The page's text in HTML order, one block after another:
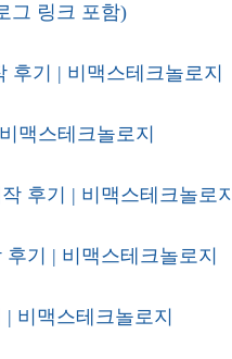
그 링크 포함)
후기 | 비맥스테크놀로지
맥스테크놀로지
후기 | 비맥스테크놀로지
기 | 비맥스테크놀로지
비맥스테크놀로지